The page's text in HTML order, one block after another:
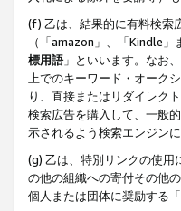
(f) 乙は、結果的に有料検索
（「amazon」、「Kindle
標用語」といいます。なお
上でのキーワード・オーク
り、直接またはリダイレク
検索広告を購入して、一般
示されるよう検索エンジン
(g) 乙は、特別リンクの使用
の他の組織への寄付その他
個人または団体に奨励する